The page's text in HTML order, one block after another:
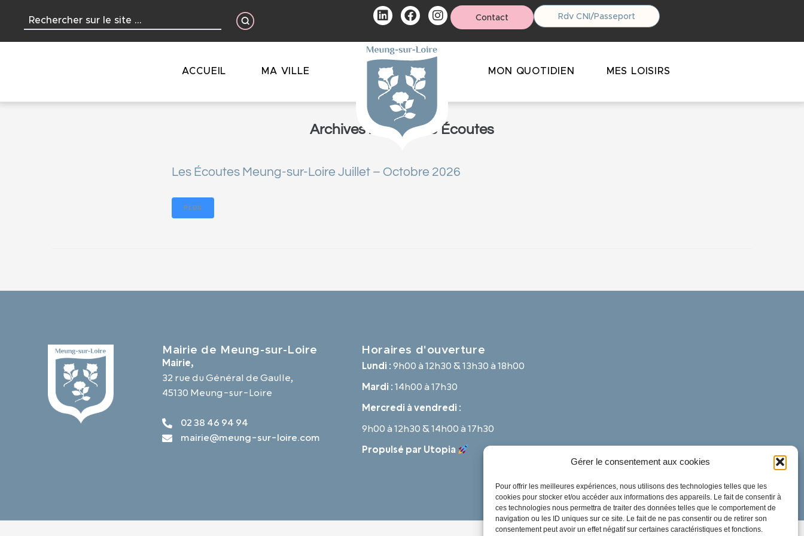
Gérer le consentement aux cookies
Pour offrir les meilleures expériences, nous utilisons des technologies telles que les
cookies pour stocker et/ou accéder aux informations des appareils. Le fait de consentir à
ces technologies nous permettra de traiter des données telles que le comportement de
navigation ou les ID uniques sur ce site. Le fait de ne pas consentir ou de retirer son
consentement peut avoir un effet négatif sur certaines caractéristiques et fonctions.
principal
Contact Rdv CNI/Passeport
ACCUEIL MA VILLE MON QUOTIDIEN MES LOISIRS
Archives : Kiosque & Écoutes
Les Écoutes Meung-sur-Loire Juillet – Octobre 2026
PLUS
Mairie de Meung-sur-Loire
Mairie,
32 rue du Général de Gaulle,
45130 Meung-sur-Loire
02 38 46 94 94
mairie@meung-sur-loire.com
Horaires d'ouverture
Lundi :9h00 à 12h30 & 13h30 à 18h00
Mardi :14h00 à 17h30
Mercredi à vendredi :
9h00 à 12h30 & 14h00 à 17h30
Propulsé par Utopia